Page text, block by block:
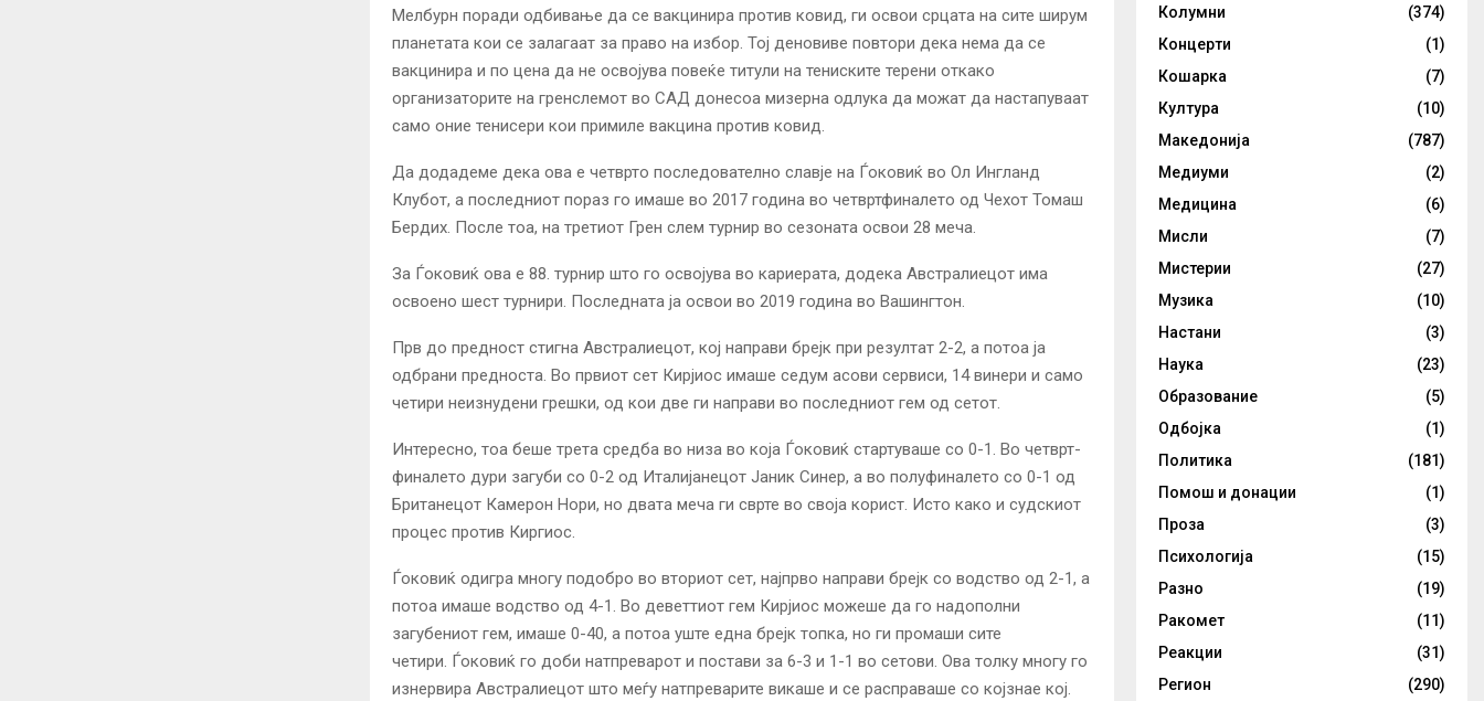
Мелбурн поради одбивање да се вакцинира против ковид, ги освои срцата на сите ширум
планетата кои се залагаат за право на избор. Тој деновиве повтори дека нема да се
вакцинира и по цена да не освојува повеќе титули на тениските терени откако
организаторите на гренслемот во САД донесоа мизерна одлука да можат да настапуваат
само оние тенисери кои примиле вакцина против ковид.
Да додадеме дека ова е четврто последователно славје на Ѓоковиќ во Ол Ингланд
Клубот, а последниот пораз го имаше во 2017 година во четвртфиналето од Чехот Томаш
Бердих. После тоа, на третиот Грен слем турнир во сезоната освои 28 меча.
За Ѓоковиќ ова е 88. турнир што го освојува во кариерата, додека Австралиецот има
освоено шест турнири. Последната ја освои во 2019 година во Вашингтон.
Прв до предност стигна Австралиецот, кој направи брејк при резултат 2-2, а потоа ја
одбрани предноста. Во првиот сет Кирјиос имаше седум асови сервиси, 14 винери и само
четири неизнудени грешки, од кои две ги направи во последниот гем од сетот.
Интересно, тоа беше трета средба во низа во која Ѓоковиќ стартуваше со 0-1. Во четврт-
финалето дури загуби со 0-2 од Италијанецот Јаник Синер, а во полуфиналето со 0-1 од
Британецот Камерон Нори, но двата меча ги сврте во своја корист. Исто како и судскиот
процес против Киргиос.
Ѓоковиќ одигра многу подобро во вториот сет, најпрво направи брејк со водство од 2-1, а
потоа имаше водство од 4-1. Во деветтиот гем Кирјиос можеше да го надополни
загубениот гем, имаше 0-40, а потоа уште една брејк топка, но ги промаши сите
четири. Ѓоковиќ го доби натпреварот и постави за 6-3 и 1-1 во сетови. Ова толку многу го
изнервира Австралиецот што меѓу натпреварите викаше и се расправаше со којзнае кој.
Колумни
(374)
Концерти
(1)
Кошарка
(7)
Култура
(10)
Македонија
(787)
Медиуми
(2)
Медицина
(6)
Мисли
(7)
Мистерии
(27)
Музика
(10)
Настани
(3)
Наука
(23)
Образование
(5)
Одбојка
(1)
Политика
(181)
Помош и донации
(1)
Проза
(3)
Психологија
(15)
Разно
(19)
Ракомет
(11)
Реакции
(31)
Регион
(290)